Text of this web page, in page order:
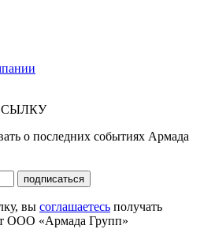
о последних событиях Армада
подписаться
вы соглашаетесь получать
ООО «Армада Групп»